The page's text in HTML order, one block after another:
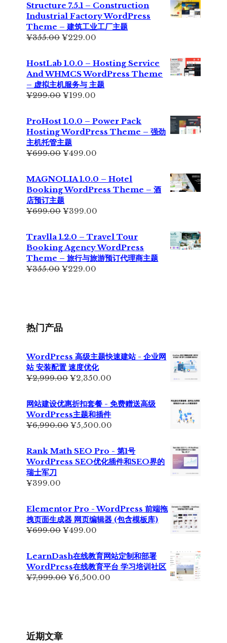
Structure 7.5.1 – Construction
Industrial Factory WordPress
Theme – 建筑工业工厂主题
¥355.00原
为：
¥355.00。
¥229.00
价
格
为：
¥229.00。
HostLab 1.0.0 – Hosting Service
And WHMCS WordPress Theme
– 虚拟主机服务与 主题
¥299.00原
为：
¥299.00。
¥199.00
价
格
为：
ProHost 1.0.0 – Power Pack
Hosting WordPress Theme – 强劲
主机托管主题
¥699.00原
为：
¥699.00。
¥499.00
价
格
为：
MAGNOLIA 1.0.0 – Hotel
Booking WordPress Theme – 酒
店预订主题
¥699.00原
为：
¥699.00。
¥399.00
格
为：
¥399.00。
Travlla 1.2.0 – Travel Tour
Booking Agency WordPress
Theme – 旅行与旅游预订代理商主题
¥355.00原
¥229.00
热门产品
WordPress 高级主题快速建站 - 企业网
站 安装配置 速度优化
¥2,999.00原
为：
¥2,999.00。
¥2,350.00
价
格
为：
网站建设优惠折扣套餐 - 免费赠送高级
WordPress主题和插件
¥6,990.00原
为：
¥6,990.00。
¥5,500.00
价
格
为：
Rank Math SEO Pro - 第1号
WordPress SEO优化插件和SEO界的
瑞士军刀
¥399.00
Elementor Pro - WordPress 前端拖
拽页面生成器 网页编辑器 (包含模板库)
¥699.00原
为：
¥699.00。
¥499.00
价
格
为：
¥499.00。
LearnDash在线教育网站定制和部署
WordPress在线教育平台 学习培训社区
¥7,999.00原
¥6,500.00
近期文章